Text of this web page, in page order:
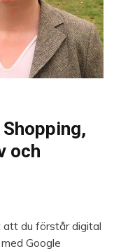
och
du förstår digital
Google